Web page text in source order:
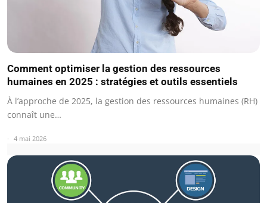
Comment optimiser la gestion des ressources
humaines en 2025 : stratégies et outils essentiels
À l’approche de 2025, la gestion des ressources humaines (RH)
connaît une…
4 mai 2026